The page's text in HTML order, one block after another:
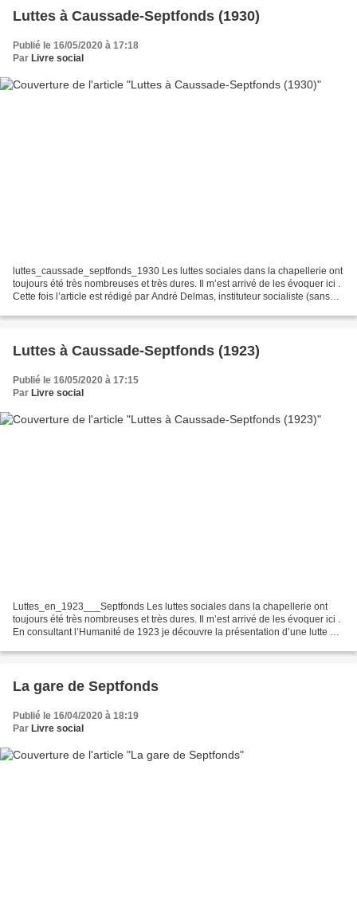
Luttes à Caussade-Septfonds (1930)
Publié le 16/05/2020 à 17:18
Par Livre social
luttes_caussade_septfonds_1930 Les luttes sociales dans la chapellerie ont
toujours été très nombreuses et très dures. Il m’est arrivé de les évoquer ici .
Cette fois l’article est rédigé par André Delmas, instituteur socialiste (sans
Luttes à Caussade-Septfonds (1923)
Publié le 16/05/2020 à 17:15
Par Livre social
Luttes_en_1923___Septfonds Les luttes sociales dans la chapellerie ont
toujours été très nombreuses et très dures. Il m’est arrivé de les évoquer ici .
En consultant l’Humanité de 1923 je découvre la présentation d’une lutte qui
La gare de Septfonds
Publié le 16/04/2020 à 18:19
Par Livre social